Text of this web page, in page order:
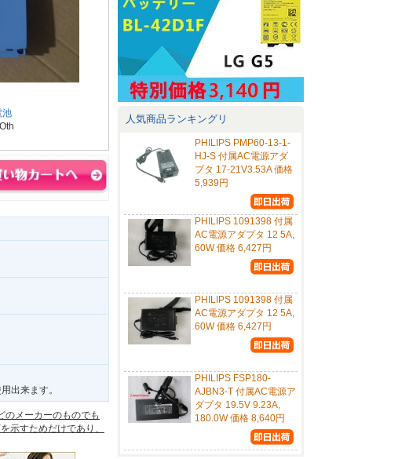
池
出来ます。
のメーカーのものでも
示すためだけであり、
人気商品ランキングリ
PHILIPS PMP60-13-1-
HJ-S 付属AC電源アダ
プタ 17-21V3.53A 価格
5,939円
PHILIPS 1091398 付属
AC電源アダプタ 12 5A,
60W 価格 6,427円
PHILIPS 1091398 付属
AC電源アダプタ 12 5A,
60W 価格 6,427円
PHILIPS FSP180-
AJBN3-T 付属AC電源ア
ダプタ 19.5V 9.23A,
180.0W 価格 8,640円